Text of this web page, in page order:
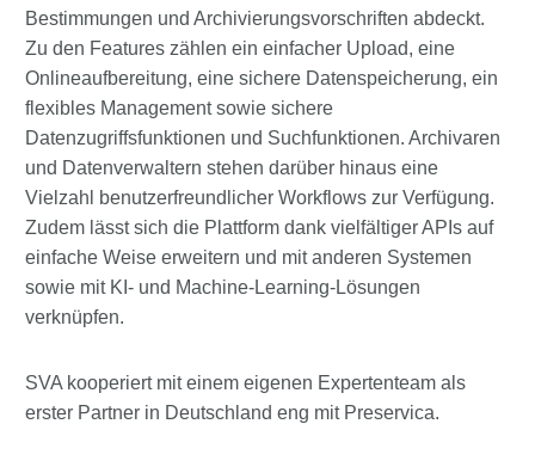
Bestimmungen und Archivierungsvorschriften abdeckt.
Zu den Features zählen ein einfacher Upload, eine
Onlineaufbereitung, eine sichere Datenspeicherung, ein
flexibles Management sowie sichere
Datenzugriffsfunktionen und Suchfunktionen. Archivaren
und Datenverwaltern stehen darüber hinaus eine
Vielzahl benutzerfreundlicher Workflows zur Verfügung.
Zudem lässt sich die Plattform dank vielfältiger APIs auf
einfache Weise erweitern und mit anderen Systemen
sowie mit KI- und Machine-Learning-Lösungen
verknüpfen.
SVA kooperiert mit einem eigenen Expertenteam als
erster Partner in Deutschland eng mit Preservica.